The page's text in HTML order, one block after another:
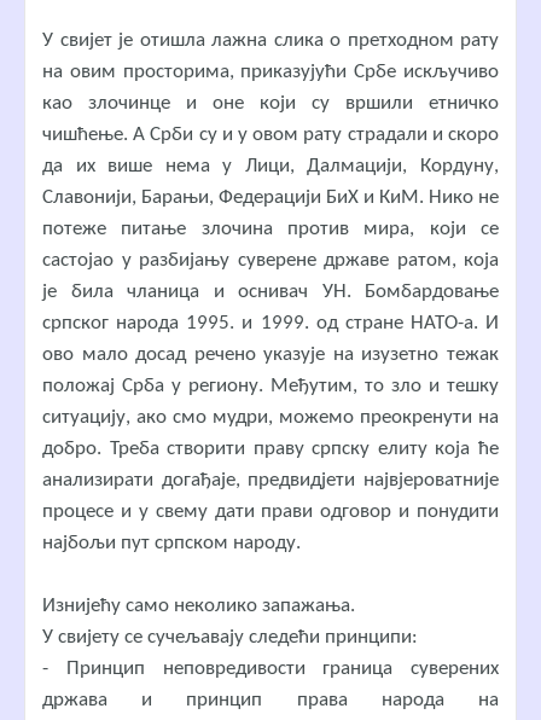
У свијет је отишла лажна слика о претходном рату
на овим просторима, приказујући Србе искључиво
као злочинце и оне који су вршили етничко
чишћење. А Срби су и у овом рату страдали и скоро
да их више нема у Лици, Далмацији, Кордуну,
Славонији, Барањи, Федерацији БиХ и КиМ. Нико не
потеже питање злочина против мира, који се
састојао у разбијању суверене државе ратом, која
је била чланица и оснивач УН. Бомбардовање
српског народа 1995. и 1999. од стране НАТО-а. И
ово мало досад речено указује на изузетно тежак
положај Срба у региону. Међутим, то зло и тешку
ситуацију, ако смо мудри, можемо преокренути на
добро. Треба створити праву српску елиту која ће
анализирати догађаје, предвидјети највјероватније
процесе и у свему дати прави одговор и понудити
најбољи пут српском народу.
Изнијећу само неколико запажања.
У свијету се сучељавају следећи принципи:
- Принцип неповредивости граница суверених
држава и принцип права народа на